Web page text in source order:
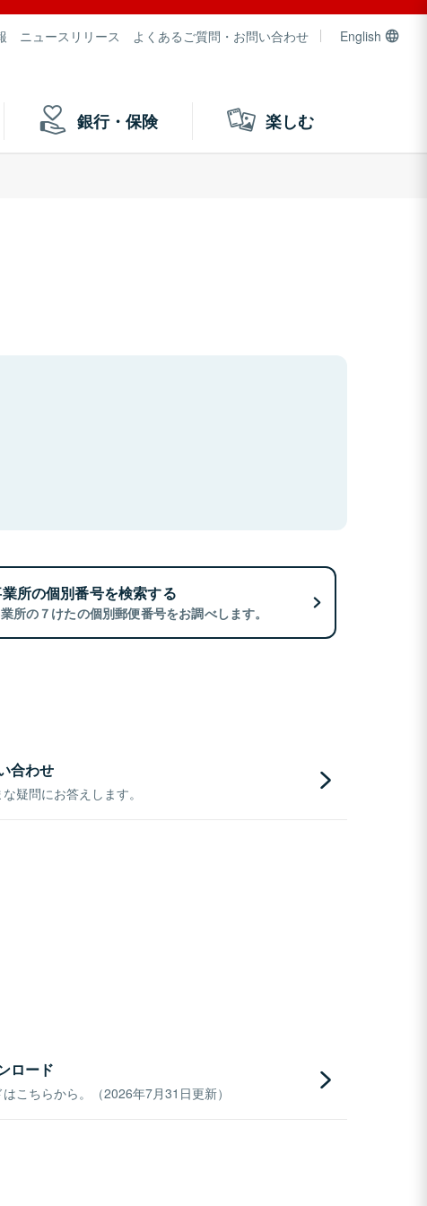
ニュースリリース よくあるご質問・お問い合わせ English
銀行・保険 楽しむ
所の個別番号を検索する
所の７けたの個別郵便番号をお調べします。
合わせ
疑問にお答えします。
ロード
こちらから。（2026年7月31日更新）